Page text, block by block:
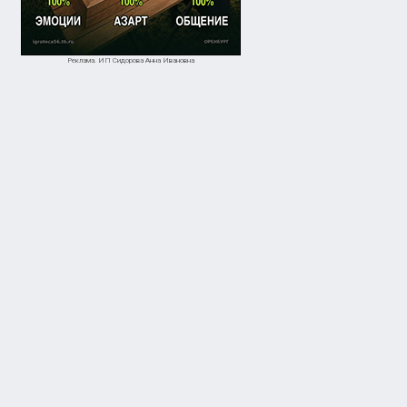
Реклама. ИП Сидорова Анна Ивановна